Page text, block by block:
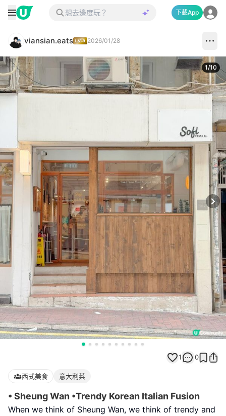
下載App
viansian.eats 2026/01/28
1/10
1 0
西式美食 意大利菜
• Sheung Wan •Trendy Korean Italian Fusion
When we think of Sheung Wan, we think of trendy and